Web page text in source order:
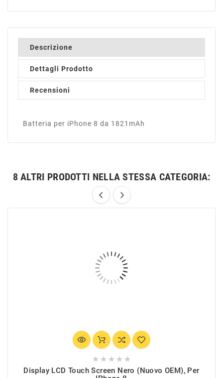
Descrizione
Dettagli Prodotto
Recensioni
Batteria per iPhone 8 da 1821mAh
8 ALTRI PRODOTTI NELLA STESSA CATEGORIA:
    
Display LCD Touch Screen Nero (Nuovo OEM), Per